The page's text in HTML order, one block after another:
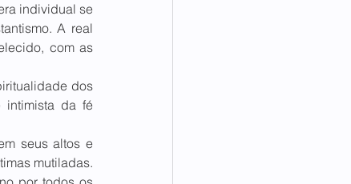
individual se
A real
com as
dos
intimista da fé
seus altos e
mutiladas.